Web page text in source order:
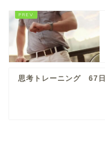
思考トレーニング 67日